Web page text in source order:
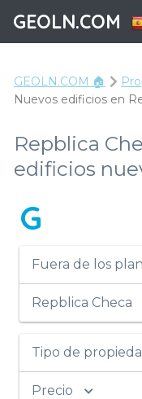
GEOLN.COM
GEOLN.COM 🏠
Nuevos edificios en
Repblica
edificios
G
Fuera de los
Repblica Checa
Tipo de
Precio